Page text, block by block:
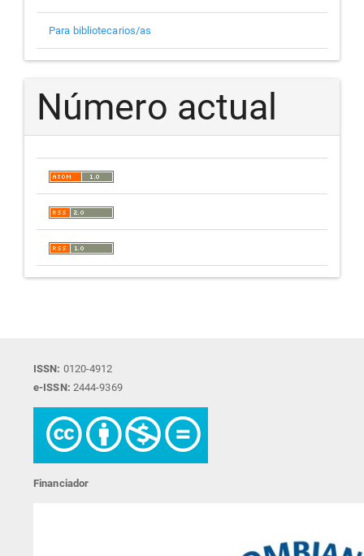
Para bibliotecarios/as
Número actual
ISSN: 0120-4912
e-ISSN: 2444-9369
Financiador